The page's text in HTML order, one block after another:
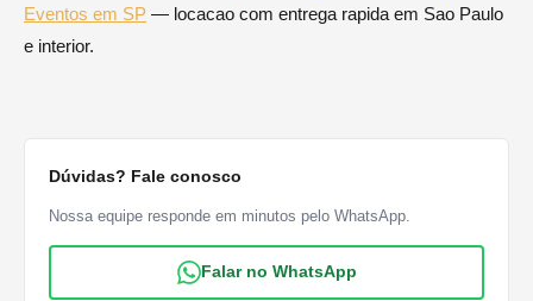
Eventos em SP — locacao com entrega rapida em Sao Paulo
e interior.
Dúvidas? Fale conosco
Nossa equipe responde em minutos pelo WhatsApp.
Falar no WhatsApp